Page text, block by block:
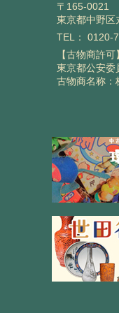
〒165-0021
東京都中野区
TEL： 0120-
【古物商許可】
東京都公安
古物商名称：